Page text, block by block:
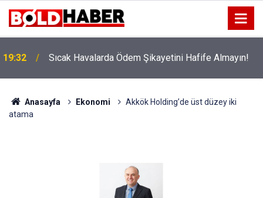
19:32 Sıcak Havalarda Ödem Şikayetini Hafife Almayın!
Anasayfa Ekonomi
Akkök Holding’de üst düzey iki
atama